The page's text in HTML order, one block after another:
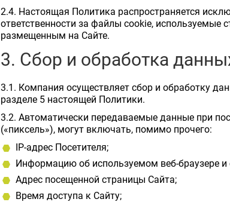
2.4. Настоящая Политика распространяется
ответственности за файлы cookie, используемые
размещенным на Сайте.
3. Сбор и обработка
3.1. Компания осуществляет сбор и обработку
разделе 5 настоящей Политики.
3.2. Автоматически передаваемые данные при
(«пиксель»), могут включать, помимо прочего:
IP-адрес Посетителя;
Информацию об используемом веб-браузере и
Адрес посещенной страницы Сайта;
Время доступа к Сайту;